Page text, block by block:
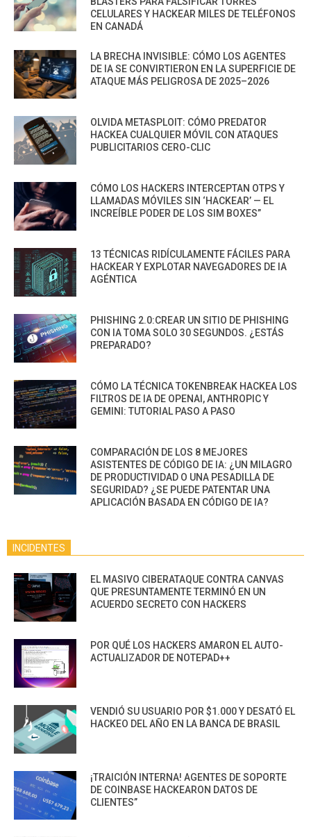
CELULARES Y HACKEAR MILES DE TELÉFONOS
EN CANADÁ
LA BRECHA INVISIBLE: CÓMO LOS AGENTES
DE IA SE CONVIRTIERON EN LA SUPERFICIE DE
ATAQUE MÁS PELIGROSA DE 2025–2026
OLVIDA METASPLOIT: CÓMO PREDATOR
HACKEA CUALQUIER MÓVIL CON ATAQUES
PUBLICITARIOS CERO-CLIC
CÓMO LOS HACKERS INTERCEPTAN OTPS Y
LLAMADAS MÓVILES SIN ‘HACKEAR’ — EL
INCREÍBLE PODER DE LOS SIM BOXES”
13 TÉCNICAS RIDÍCULAMENTE FÁCILES PARA
HACKEAR Y EXPLOTAR NAVEGADORES DE IA
AGÉNTICA
PHISHING 2.0:CREAR UN SITIO DE PHISHING
CON IA TOMA SOLO 30 SEGUNDOS. ¿ESTÁS
PREPARADO?
CÓMO LA TÉCNICA TOKENBREAK HACKEA LOS
FILTROS DE IA DE OPENAI, ANTHROPIC Y
GEMINI: TUTORIAL PASO A PASO
COMPARACIÓN DE LOS 8 MEJORES
ASISTENTES DE CÓDIGO DE IA: ¿UN MILAGRO
DE PRODUCTIVIDAD O UNA PESADILLA DE
SEGURIDAD? ¿SE PUEDE PATENTAR UNA
APLICACIÓN BASADA EN CÓDIGO DE IA?
INCIDENTES
EL MASIVO CIBERATAQUE CONTRA CANVAS
QUE PRESUNTAMENTE TERMINÓ EN UN
ACUERDO SECRETO CON HACKERS
POR QUÉ LOS HACKERS AMARON EL AUTO-
ACTUALIZADOR DE NOTEPAD++
VENDIÓ SU USUARIO POR $1.000 Y DESATÓ EL
HACKEO DEL AÑO EN LA BANCA DE BRASIL
¡TRAICIÓN INTERNA! AGENTES DE SOPORTE
DE COINBASE HACKEARON DATOS DE
CLIENTES”